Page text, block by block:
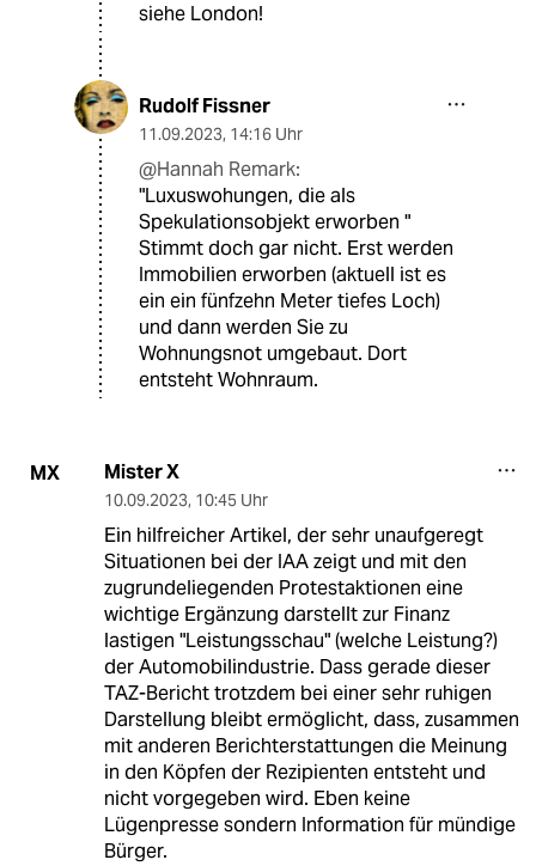
siehe London!
Rudolf Fissner
11.09.2023, 14:16 Uhr
@Hannah Remark:
"Luxuswohungen, die als
Spekulationsobjekt erworben "
Stimmt doch gar nicht. Erst werden
Immobilien erworben (aktuell ist es
ein ein fünfzehn Meter tiefes Loch)
und dann werden Sie zu
Wohnungsnot umgebaut. Dort
entsteht Wohnraum.
MX Mister X
10.09.2023, 10:45 Uhr
Ein hilfreicher Artikel, der sehr unaufgeregt
Situationen bei der IAA zeigt und mit den
zugrundeliegenden Protestaktionen eine
wichtige Ergänzung darstellt zur Finanz
lastigen "Leistungsschau" (welche Leistung?)
der Automobilindustrie. Dass gerade dieser
TAZ-Bericht trotzdem bei einer sehr ruhigen
Darstellung bleibt ermöglicht, dass, zusammen
mit anderen Berichterstattungen die Meinung
in den Köpfen der Rezipienten entsteht und
nicht vorgegeben wird. Eben keine
Lügenpresse sondern Information für mündige
Bürger.